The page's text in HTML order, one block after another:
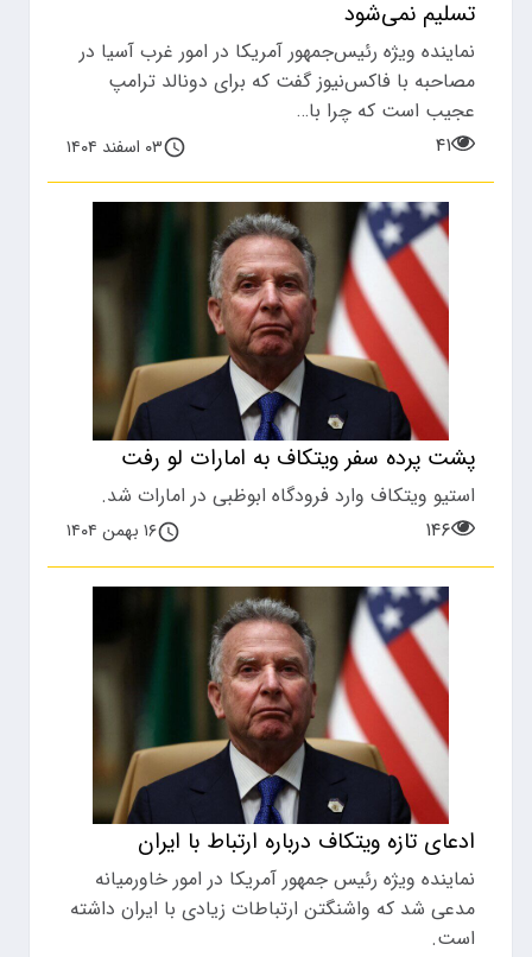
تسلیم نمی‌شود
نماینده ویژه رئیس‌جمهور آمریکا در امور غرب آسیا در
مصاحبه با فاکس‌نیوز گفت که برای دونالد ترامپ
عجیب است که چرا با…
۴۱
۰۳ اسفند ۱۴۰۴
پشت پرده سفر ویتکاف به امارات لو رفت
استیو ویتکاف وارد فرودگاه ابوظبی در امارات شد.
۱۴۶
۱۶ بهمن ۱۴۰۴
ادعای تازه ویتکاف درباره ارتباط با ایران
نماینده ویژه رئیس جمهور آمریکا در امور خاورمیانه
مدعی شد که واشنگتن ارتباطات زیادی با ایران داشته
است.